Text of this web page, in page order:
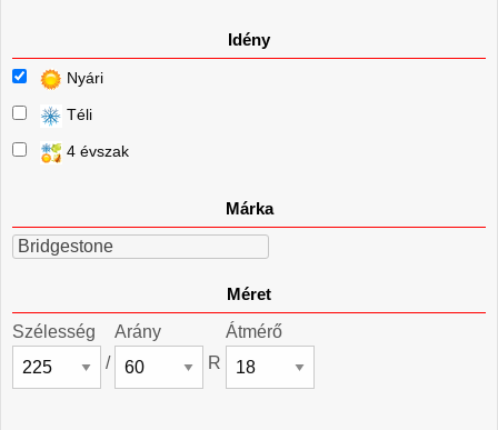
Idény
Nyári
Téli
4 évszak
Márka
Bridgestone
Méret
Szélesség
/
Arány
R
Átmérő